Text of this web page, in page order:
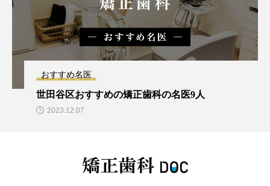
おすすめ名医
世田谷区おすすめの矯正歯科の名医9人
2023.12.07